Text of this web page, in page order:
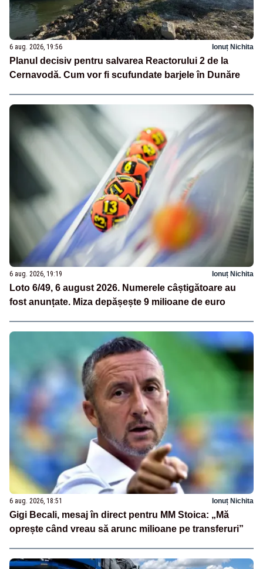
6 aug. 2026, 19:56 Ionuț Nichita
Planul decisiv pentru salvarea Reactorului 2 de la
Cernavodă. Cum vor fi scufundate barjele în Dunăre
6 aug. 2026, 19:19 Ionuț Nichita
Loto 6/49, 6 august 2026. Numerele câștigătoare au
fost anunțate. Miza depășește 9 milioane de euro
6 aug. 2026, 18:51 Ionuț Nichita
Gigi Becali, mesaj în direct pentru MM Stoica: „Mă
oprește când vreau să arunc milioane pe transferuri”